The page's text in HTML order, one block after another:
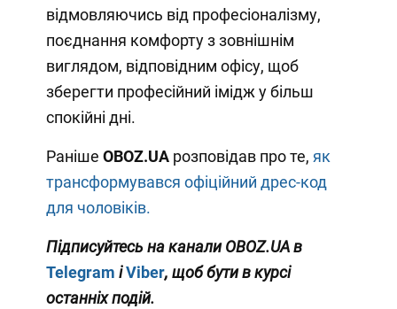
відмовляючись від професіоналізму,
поєднання комфорту з зовнішнім
виглядом, відповідним офісу, щоб
зберегти професійний імідж у більш
спокійні дні.
Раніше OBOZ.UA розповідав про те, як
трансформувався офіційний дрес-код
для чоловіків.
Підписуйтесь на канали OBOZ.UAв
Telegram іViber, щоб бути в курсі
останніх подій.